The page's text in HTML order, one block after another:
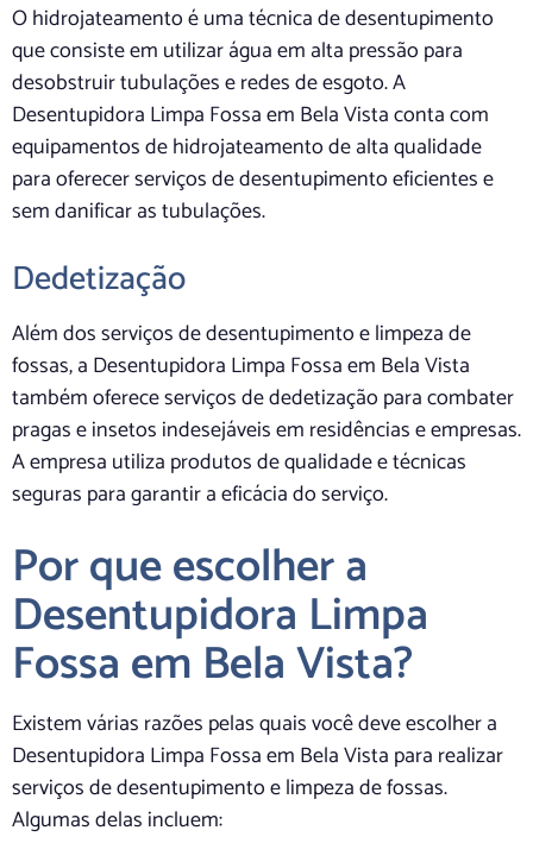
O hidrojateamento é uma técnica de desentupimento
que consiste em utilizar água em alta pressão para
desobstruir tubulações e redes de esgoto. A
Desentupidora Limpa Fossa em Bela Vista conta com
equipamentos de hidrojateamento de alta qualidade
para oferecer serviços de desentupimento eficientes e
sem danificar as tubulações.
Dedetização
Além dos serviços de desentupimento e limpeza de
fossas, a Desentupidora Limpa Fossa em Bela Vista
também oferece serviços de dedetização para combater
pragas e insetos indesejáveis em residências e empresas.
A empresa utiliza produtos de qualidade e técnicas
seguras para garantir a eficácia do serviço.
Por que escolher a
Desentupidora Limpa
Fossa em Bela Vista?
Existem várias razões pelas quais você deve escolher a
Desentupidora Limpa Fossa em Bela Vista para realizar
serviços de desentupimento e limpeza de fossas.
Algumas delas incluem: